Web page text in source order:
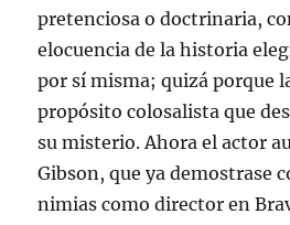
pretenciosa o doctrinaria,
elocuencia de la historia
por sí misma; quizá porque
propósito colosalista que
su misterio. Ahora el actor
Gibson, que ya demostrase
nimias como director en